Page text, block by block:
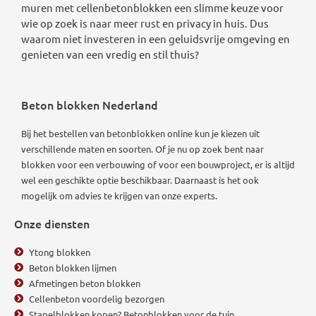
muren met cellenbetonblokken een slimme keuze voor
wie op zoek is naar meer rust en privacy in huis. Dus
waarom niet investeren in een geluidsvrije omgeving en
genieten van een vredig en stil thuis?
Beton blokken Nederland
Bij het bestellen van betonblokken online kun je kiezen uit
verschillende maten en soorten. Of je nu op zoek bent naar
blokken voor een verbouwing of voor een bouwproject, er is altijd
wel een geschikte optie beschikbaar. Daarnaast is het ook
mogelijk om advies te krijgen van onze experts.
Onze diensten
Ytong blokken
Beton blokken lijmen
Afmetingen beton blokken
Cellenbeton voordelig bezorgen